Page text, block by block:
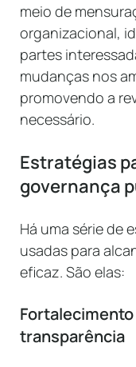
meio de
organizacional,
partes
mudanças nos
promovendo a
necessário.
Estratégias
governança
Há uma série de
usadas para
eficaz. São elas:
transparência